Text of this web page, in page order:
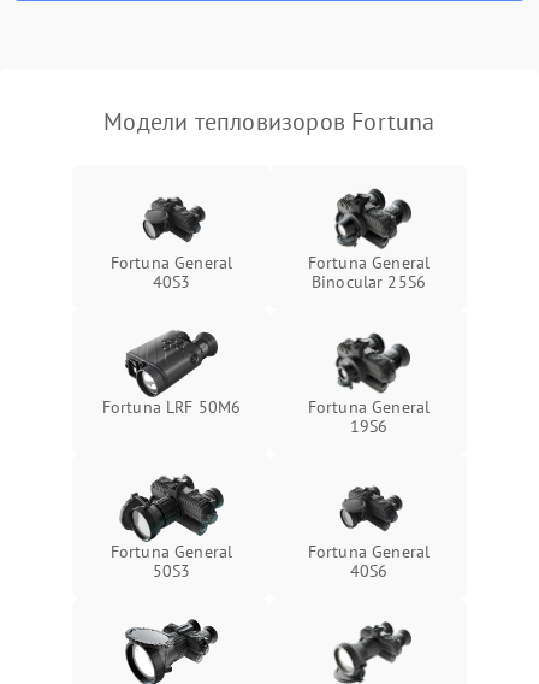
Модели тепловизоров Fortuna
Fortuna General
40S3
Fortuna General
Binocular 25S6
Fortuna LRF 50M6
Fortuna General
19S6
Fortuna General
50S3
Fortuna General
40S6